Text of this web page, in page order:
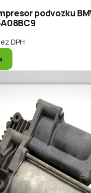
podvozku
DPH